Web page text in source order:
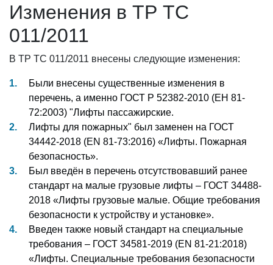
Изменения в ТР ТС
011/2011
В ТР ТС 011/2011 внесены следующие изменения:
Были внесены существенные изменения в
перечень, а именно ГОСТ Р 52382-2010 (ЕН 81-
72:2003) "Лифты пассажирские.
Лифты для пожарных" был заменен на ГОСТ
34442-2018 (EN 81-73:2016) «Лифты. Пожарная
безопасность».
Был введён в перечень отсутствовавший ранее
стандарт на малые грузовые лифты – ГОСТ 34488-
2018 «Лифты грузовые малые. Общие требования
безопасности к устройству и установке».
Введен также новый стандарт на специальные
требования – ГОСТ 34581-2019 (EN 81-21:2018)
«Лифты. Специальные требования безопасности